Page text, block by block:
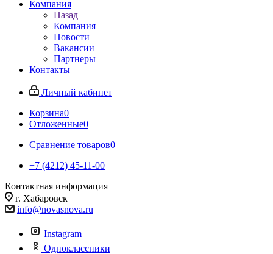
Компания
Назад
Компания
Новости
Вакансии
Партнеры
Контакты
Личный кабинет
Корзина0
Отложенные0
Сравнение товаров0
+7 (4212) 45-11-00
Контактная информация
г. Хабаровск
info@novasnova.ru
Instagram
Одноклассники